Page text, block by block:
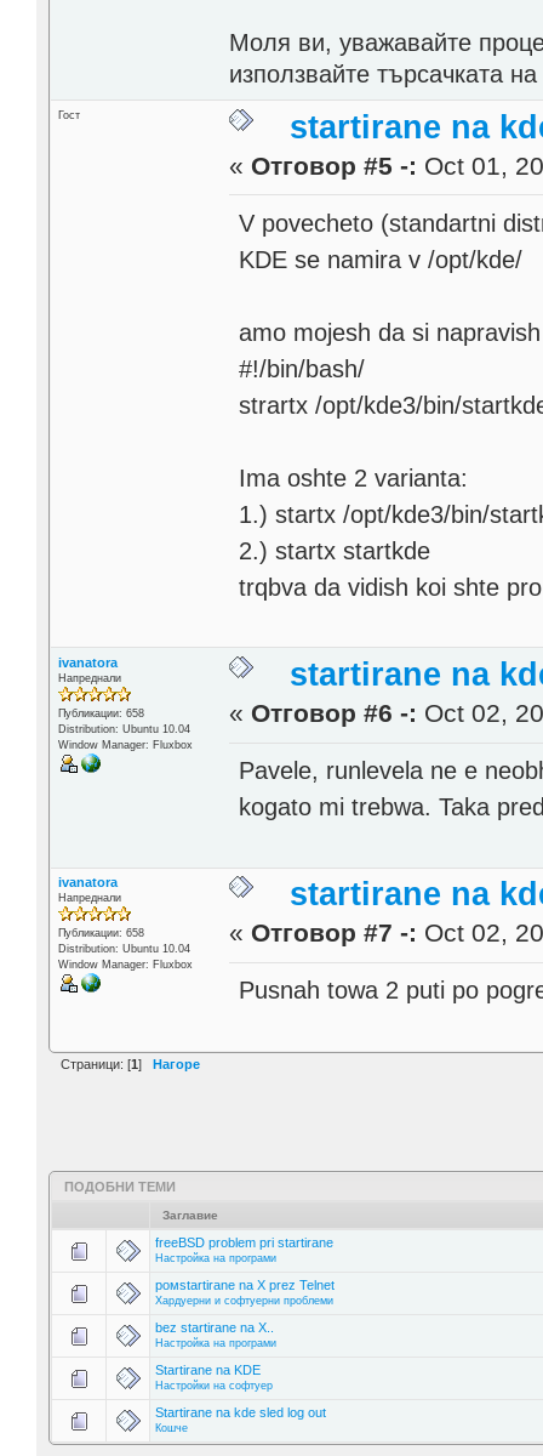
Моля ви, уважавайте
използвайте търсачката
Гост startirane na
« Отговор #5 -: Oct 01,
V povecheto (standartni
KDE se namira v /opt/kde/
amo mojesh da si
#!/bin/bash/
strartx /opt/kde3/bin/
Ima oshte 2 varianta:
1.) startx /opt/kde3/bin/
2.) startx startkde
trqbva da vidish koi shte
ivanatora
Напреднали
Публикации: 658
Distribution: Ubuntu 10.04
Window Manager: Fluxbox
startirane na
« Отговор #6 -: Oct 02,
Pavele, runlevela ne e
kogato mi trebwa. Taka
ivanatora
Напреднали
Публикации: 658
Distribution: Ubuntu 10.04
Window Manager: Fluxbox
startirane na
« Отговор #7 -: Oct 02,
Pusnah towa 2 puti po
Страници: [1] Нагоре
ПОДОБНИ ТЕМИ
Заглавие
freeBSD problem pri startirane
Настройка на програми
ромstartirane na X prez Telnet
Хардуерни и софтуерни проблеми
bez startirane na X..
Настройка на програми
Startirane na KDE
Настройки на софтуер
Startirane na kde sled log out
Кошче